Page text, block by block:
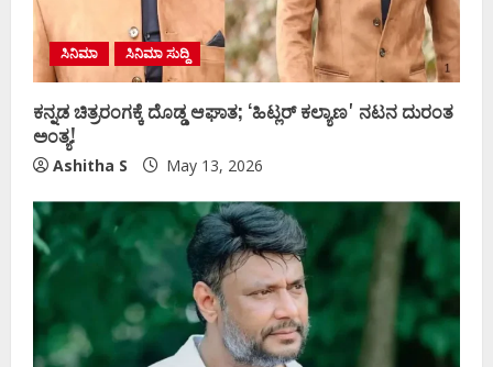
ಸಿನಿಮಾ ಸಿನಿಮಾ ಸುದ್ದಿ
ಕನ್ನಡ ಚಿತ್ರರಂಗಕ್ಕೆ ದೊಡ್ಡ ಆಘಾತ; ʻಹಿಟ್ಲರ್ ಕಲ್ಯಾಣʼ ನಟನ ದುರಂತ
ಅಂತ್ಯ!
Ashitha S May 13, 2026